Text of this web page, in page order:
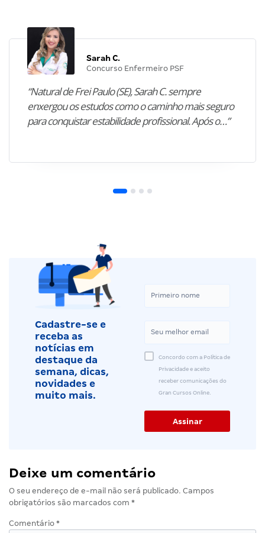
Sarah C.
Concurso Enfermeiro PSF
“Natural de Frei Paulo (SE), Sarah C. sempre
enxergou os estudos como o caminho mais seguro
para conquistar estabilidade profissional. Após o…”
Cadastre-se e
receba as
notícias em
destaque da
semana, dicas,
novidades e
muito mais.
Concordo com a Política de
Privacidade e aceito
receber comunicações do
Gran Cursos Online.
Deixe um comentário
O seu endereço de e-mail não será publicado. Campos
obrigatórios são marcados com *
Comentário *